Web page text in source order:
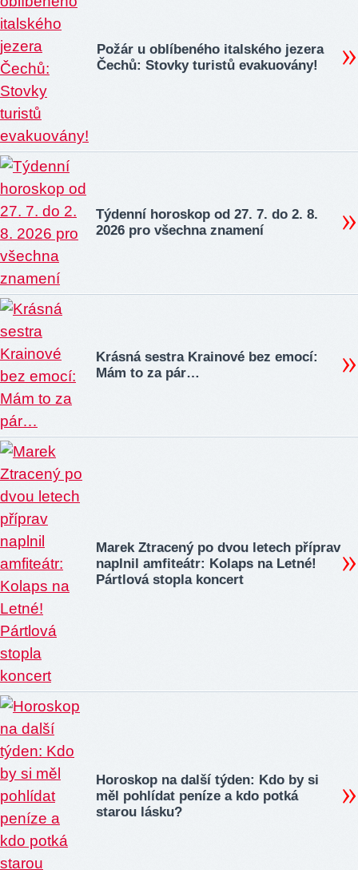
Požár u oblíbeného italského jezera
Čechů: Stovky turistů evakuovány!
Týdenní horoskop od 27. 7. do 2. 8.
2026 pro všechna znamení
Krásná sestra Krainové bez emocí:
Mám to za pár…
Marek Ztracený po dvou letech příprav
naplnil amfiteátr: Kolaps na Letné!
Pártlová stopla koncert
Horoskop na další týden: Kdo by si
měl pohlídat peníze a kdo potká
starou lásku?